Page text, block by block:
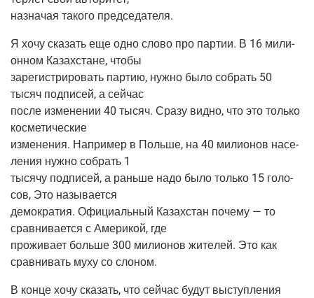
назна­чая тако­го председателя.
Я хочу ска­зать еще одно сло­во про пар­тии. В 16 мили­
он­ном Казах­стане, чтобы
заре­ги­стри­ро­вать пар­тию, нуж­но было собрать 50
тысяч под­пи­сей, а сейчас
после изме­не­нии 40 тысяч. Сра­зу вид­но, что это толь­ко
косметические
изме­не­ния. Напри­мер в Поль­ше, на 40 мили­о­нов насе­
ле­ния нуж­но собрать 1
тыся­чу под­пи­сей, а рань­ше надо было толь­ко 15 голо­
сов, Это называется
демо­кра­тия. Офи­ци­аль­ный Казах­стан поче­му — то
срав­ни­ва­ет­ся с Аме­ри­кой, где
про­жи­ва­ет боль­ше 300 мили­о­нов жите­лей. Это как
срав­ни­вать муху со слоном.
В кон­це хочу ска­зать, что сей­час будут выступ­ле­ния